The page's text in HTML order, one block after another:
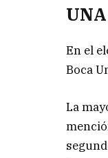
En el
Boca
La